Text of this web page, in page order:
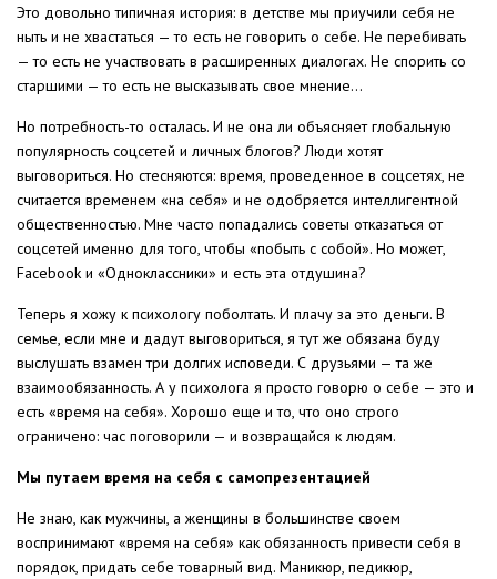
Это довольно типичная история: в детстве мы приучили себя не
ныть и не хвастаться — то есть не говорить о себе. Не перебивать
— то есть не участвовать в расширенных диалогах. Не спорить со
старшими — то есть не высказывать свое мнение…
Но потребность-то осталась. И не она ли объясняет глобальную
популярность соцсетей и личных блогов? Люди хотят
выговориться. Но стесняются: время, проведенное в соцсетях, не
считается временем «на себя» и не одобряется интеллигентной
общественностью. Мне часто попадались советы отказаться от
соцсетей именно для того, чтобы «побыть с собой». Но может,
Facebook и «Одноклассники» и есть эта отдушина?
Теперь я хожу к психологу поболтать. И плачу за это деньги. В
семье, если мне и дадут выговориться, я тут же обязана буду
выслушать взамен три долгих исповеди. С друзьями — та же
взаимообязанность. А у психолога я просто говорю о себе — это и
есть «время на себя». Хорошо еще и то, что оно строго
ограничено: час поговорили — и возвращайся к людям.
Мы путаем время на себя с самопрезентацией
Не знаю, как мужчины, а женщины в большинстве своем
воспринимают «время на себя» как обязанность привести себя в
порядок, придать себе товарный вид. Маникюр, педикюр,